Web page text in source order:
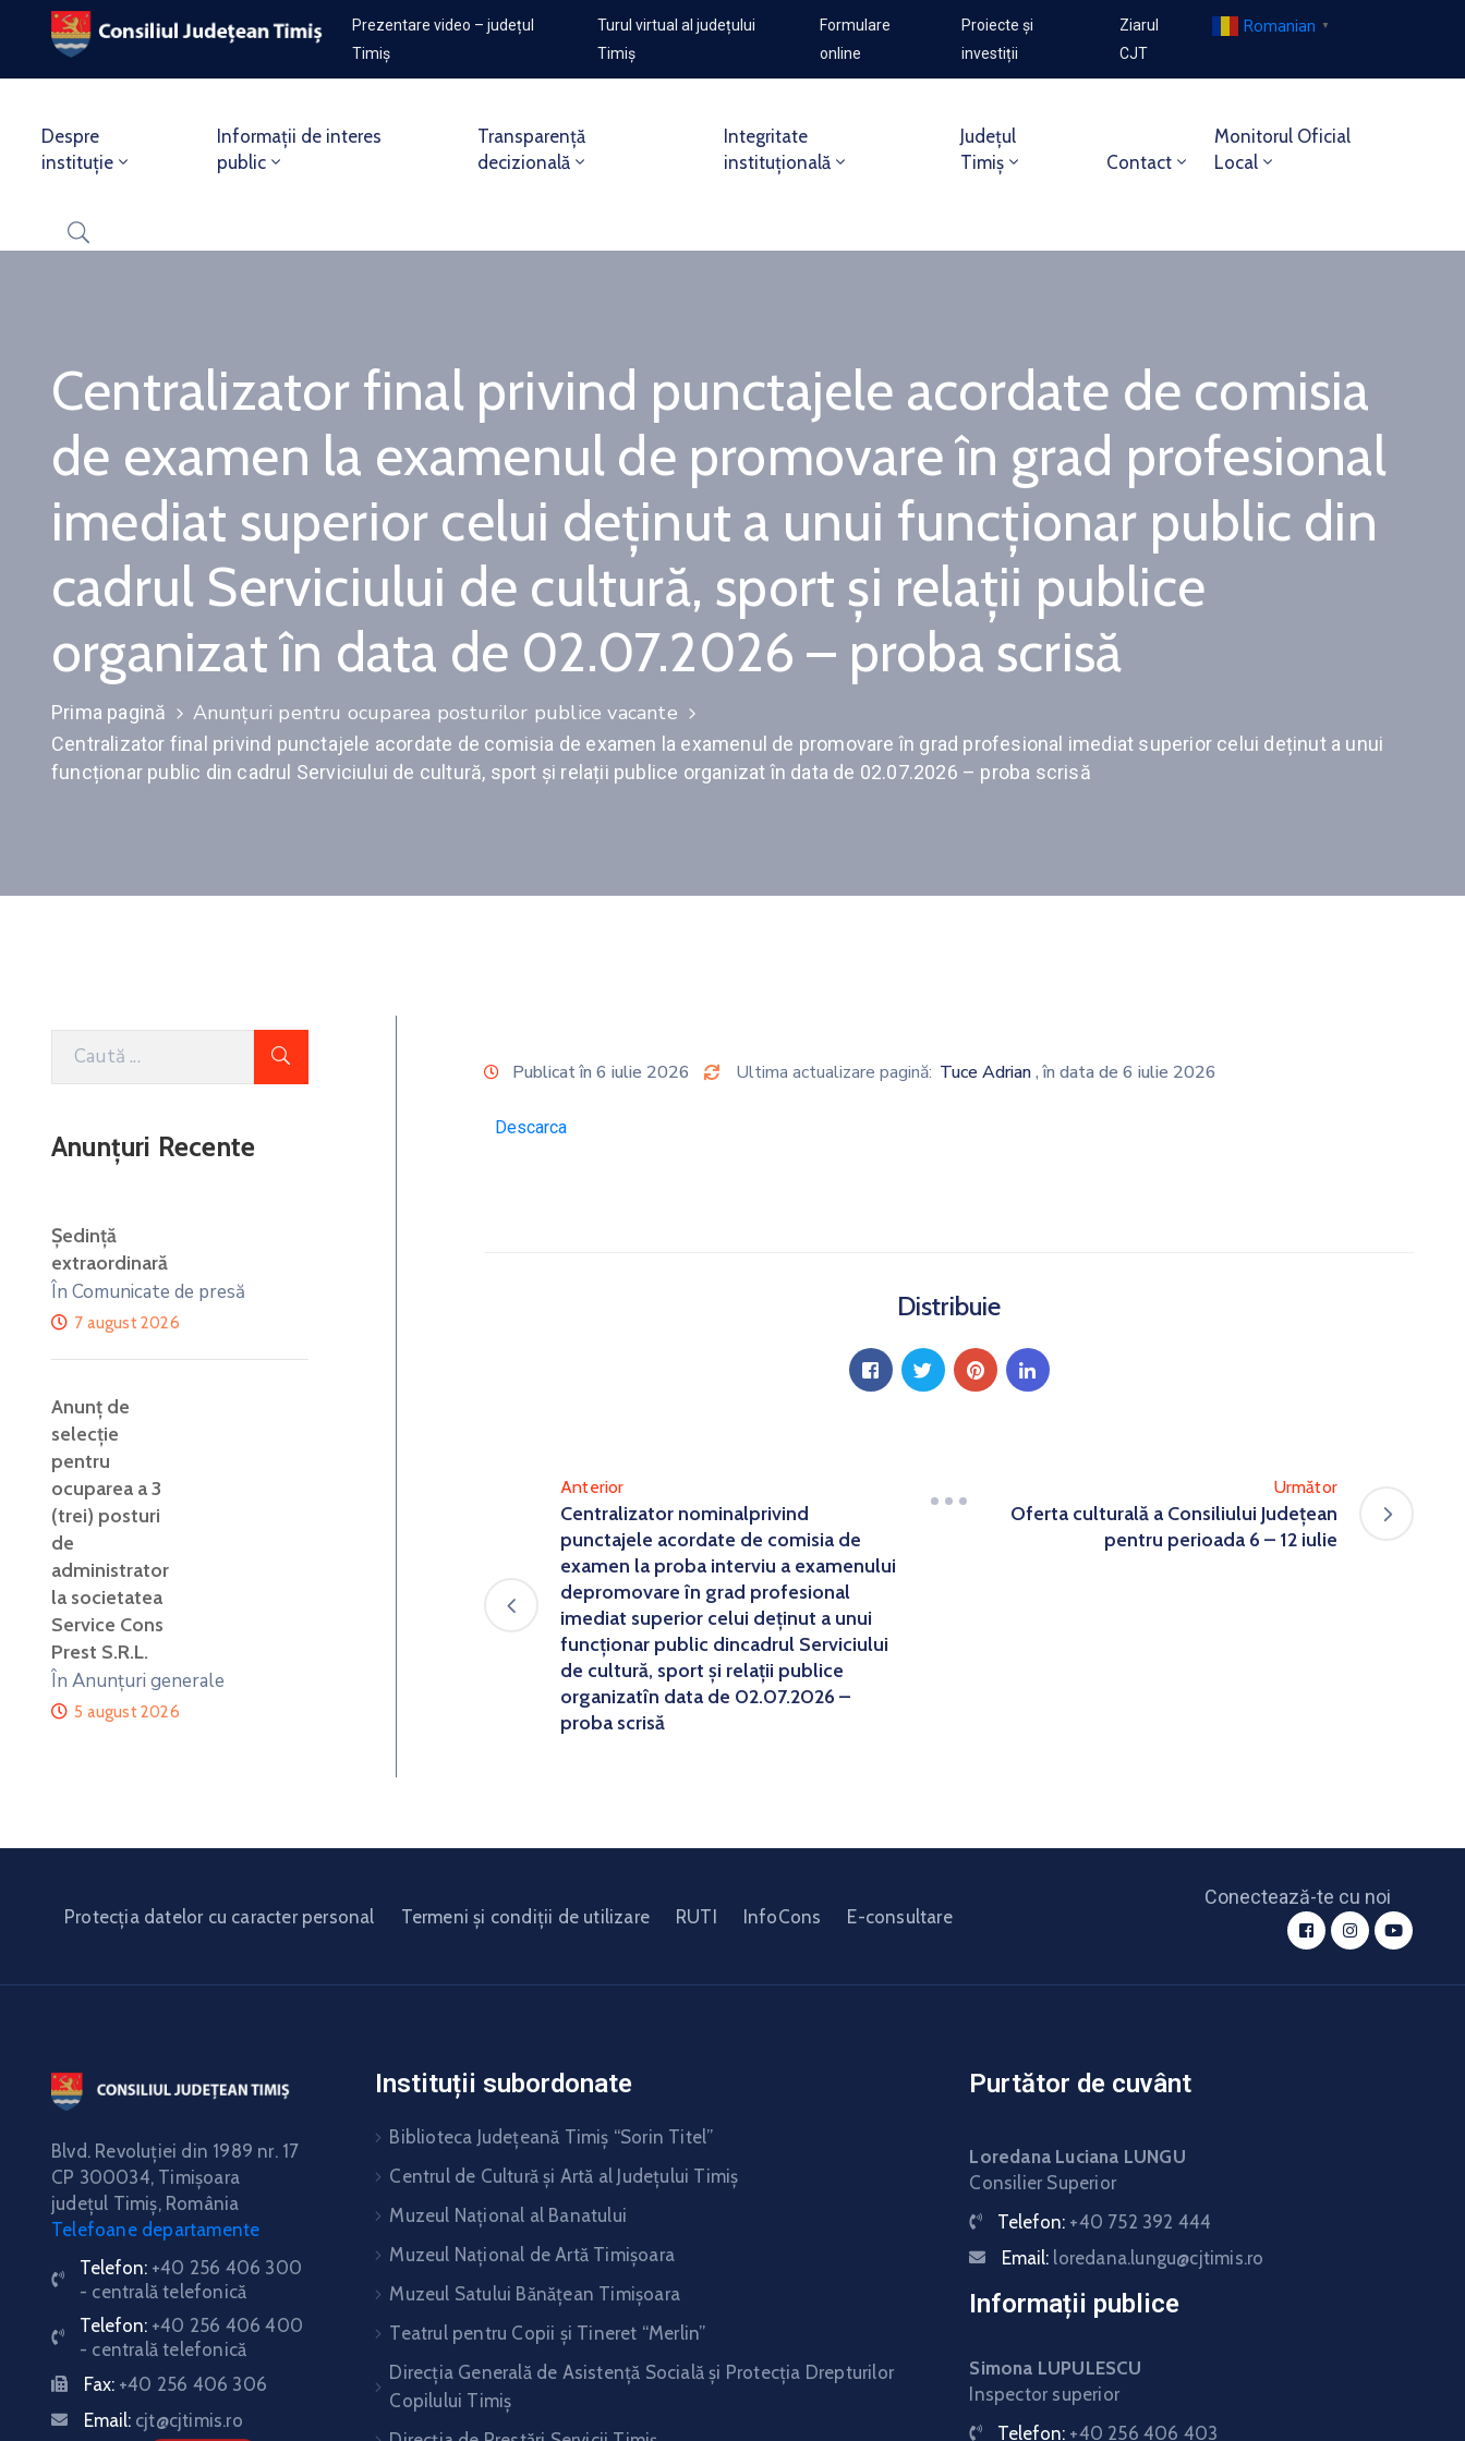
Prezentare video – județul
Timiș
Turul virtual al județului
Timiș
Formulare
online
Proiecte și
investiții
Ziarul
CJT
Romanian ▼
Despre
instituție
Informații de interes
public
Transparență
decizională
Integritate
instituțională
Județul
Timiș
Contact
Monitorul Oficial
Local
Centralizator final privind punctajele acordate de comisia
de examen la examenul de promovare în grad profesional
imediat superior celui deținut a unui funcționar public din
cadrul Serviciului de cultură, sport și relații publice
organizat în data de 02.07.2026 – proba scrisă
Prima pagină Anunţuri pentru ocuparea posturilor publice vacante
Centralizator final privind punctajele acordate de comisia de examen la examenul de promovare în grad profesional imediat superior celui deținut a unui
funcționar public din cadrul Serviciului de cultură, sport și relații publice organizat în data de 02.07.2026 – proba scrisă
Publicat în 6 iulie 2026 Ultima actualizare pagină: Tuce Adrian, în data de 6 iulie 2026
Descarca
Distribuie
Anterior
Centralizator nominalprivind
punctajele acordate de comisia de
examen la proba interviu a examenului
depromovare în grad profesional
imediat superior celui deținut a unui
funcționar public dincadrul Serviciului
de cultură, sport și relații publice
organizatîn data de 02.07.2026 –
proba scrisă
Următor
Oferta culturală a Consiliului Județean
pentru perioada 6 – 12 iulie
Anunțuri Recente
Ședință
extraordinară
În Comunicate de presă
7 august 2026
Anunţ de
selecţie
pentru
ocuparea a 3
(trei) posturi
de
administrator
la societatea
Service Cons
Prest S.R.L.
În Anunțuri generale
5 august 2026
Protecția datelor cu caracter personal Termeni și condiții de utilizare RUTI InfoCons E-consultare
Conectează-te cu noi
Blvd. Revoluţiei din 1989 nr. 17
CP 300034, Timişoara
judeţul Timiş, România
Telefoane departamente
Telefon: +40 256 406 300
- centrală telefonică
Telefon: +40 256 406 400
- centrală telefonică
Fax: +40 256 406 306
Email: cjt@cjtimis.ro
Instituții subordonate
Biblioteca Judeţeană Timiş “Sorin Titel”
Centrul de Cultură şi Artă al Judeţului Timiş
Muzeul Național al Banatului
Muzeul Național de Artă Timişoara
Muzeul Satului Bănăţean Timişoara
Teatrul pentru Copii şi Tineret “Merlin”
Direcția Generală de Asistență Socială și Protecția Drepturilor
Copilului Timiș
Purtător de cuvânt
Loredana Luciana LUNGU
Consilier Superior
Telefon: +40 752 392 444
Email: loredana.lungu@cjtimis.ro
Informații publice
Simona LUPULESCU
Inspector superior
Telefon: +40 256 406 403